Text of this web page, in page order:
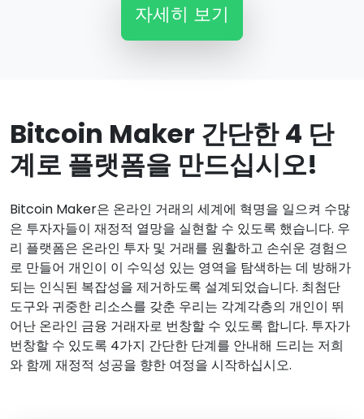
자세히 보기
Bitcoin Maker 간단한 4 단
계로 플랫폼을 만드십시오!
Bitcoin Maker은 온라인 거래의 세계에 혁명을 일으켜 수많
은 투자자들이 재정적 열망을 실현할 수 있도록 했습니다. 우
리 플랫폼은 온라인 투자 및 거래를 원활하고 손쉬운 경험으
로 만들어 개인이 이 수익성 있는 영역을 탐색하는 데 방해가
되는 인식된 복잡성을 제거하도록 설계되었습니다. 최첨단
도구와 귀중한 리소스를 갖춘 우리는 각계각층의 개인이 뛰
어난 온라인 금융 거래자로 번창할 수 있도록 합니다. 투자가
번창할 수 있도록 4가지 간단한 단계를 안내해 드리는 저희
와 함께 재정적 성공을 향한 여정을 시작하십시오.